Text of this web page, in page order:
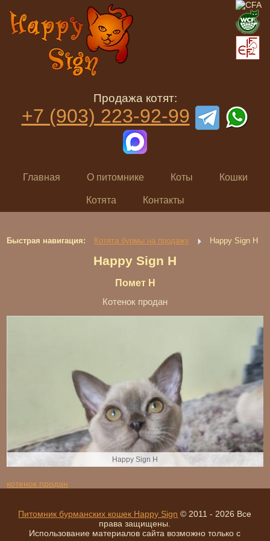
Продажа котят:
+7 (903) 223-92-99
Главная О питомнике Коты Кошки
Котята Контакты
Быстрая навигация: Котята бурмы на продажу Happy Sign H
Happy Sign H
Помет H
Котенок продан
Happy Sign H
котенок продан
Питомник бурманских кошек Happy Sign © 2011 - 2026 Все
права защищены.
Использование материалов сайта возможно только с